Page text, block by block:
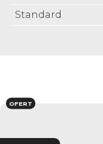
Standard
OFERT